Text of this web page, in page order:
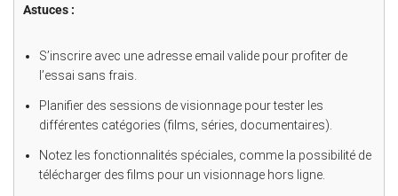
Astuces :
S’inscrire avec une adresse email valide pour profiter de
l’essai sans frais.
Planifier des sessions de visionnage pour tester les
différentes catégories (films, séries, documentaires).
Notez les fonctionnalités spéciales, comme la possibilité de
télécharger des films pour un visionnage hors ligne.